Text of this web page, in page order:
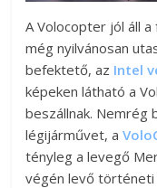
A Volocopter jól áll
még nyilvánosan
befektető, az Intel
képeken látható a
beszállnak. Nemrég
légijárművet, a
tényleg a levegő
végén levő történeti